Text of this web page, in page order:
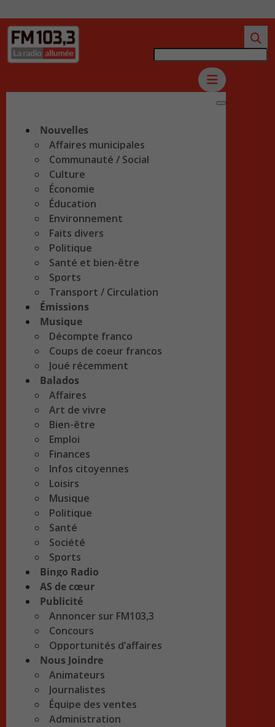
Nouvelles
Affaires municipales
Communauté / Social
Culture
Économie
Éducation
Environnement
Faits divers
Politique
Santé et bien-être
Sports
Transport / Circulation
Émissions
Musique
Décompte franco
Coups de coeur francos
Joué récemment
Balados
Affaires
Art de vivre
Bien-être
Emploi
Finances
Infos citoyennes
Loisirs
Musique
Politique
Santé
Société
Sports
Bingo Radio
AS de cœur
Publicité
Annoncer sur FM103,3
Concours
Opportunités d’affaires
Nous Joindre
Animateurs
Journalistes
Équipe des ventes
Administration